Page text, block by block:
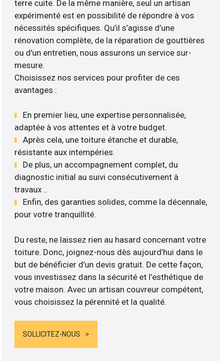
terre cuite. De la même manière, seul un artisan
expérimenté est en possibilité de répondre à vos
nécessités spécifiques. Qu’il s’agisse d’une
rénovation complète, de la réparation de gouttières
ou d’un entretien, nous assurons un service sur-
mesure.
Choisissez nos services pour profiter de ces
avantages :
En premier lieu, une expertise personnalisée,
adaptée à vos attentes et à votre budget.
Après cela, une toiture étanche et durable,
résistante aux intempéries.
De plus, un accompagnement complet, du
diagnostic initial au suivi consécutivement à
travaux ..
Enfin, des garanties solides, comme la décennale,
pour votre tranquillité.
Du reste, ne laissez rien au hasard concernant votre
toiture. Donc, joignez-nous dès aujourd’hui dans le
but de bénéficier d’un devis gratuit. De cette façon,
vous investissez dans la sécurité et l’esthétique de
votre maison. Avec un artisan couvreur compétent,
vous choisissez la pérennité et la qualité.
SOLLICITEZ-NOUS